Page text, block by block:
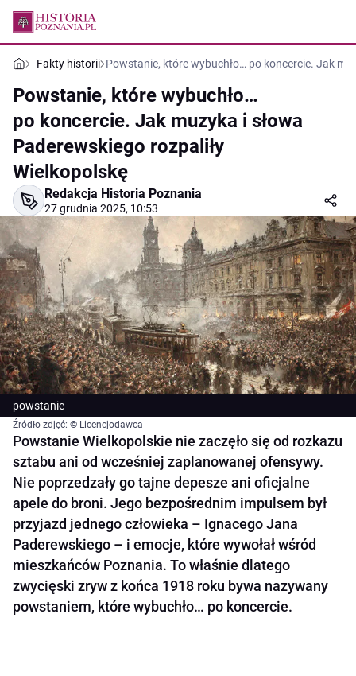
Fakty historii Powstanie, które wybuchło… po koncercie. Jak
Powstanie, które wybuchło…
po koncercie. Jak muzyka i słowa
Paderewskiego rozpaliły
Wielkopolskę
Redakcja Historia Poznania
27 grudnia 2025, 10:53
powstanie
Źródło zdjęć: © Licencjodawca
Powstanie Wielkopolskie nie zaczęło się od rozkazu
sztabu ani od wcześniej zaplanowanej ofensywy.
Nie poprzedzały go tajne depesze ani oficjalne
apele do broni. Jego bezpośrednim impulsem był
przyjazd jednego człowieka – Ignacego Jana
Paderewskiego – i emocje, które wywołał wśród
mieszkańców Poznania. To właśnie dlatego
zwycięski zryw z końca 1918 roku bywa nazywany
powstaniem, które wybuchło… po koncercie.